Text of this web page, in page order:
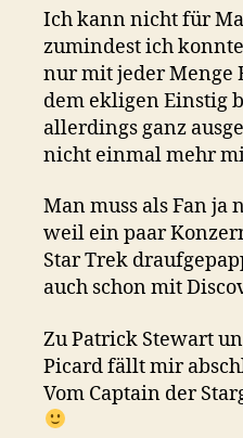
Ich kann nicht für
zumindest ich
nur mit jeder Menge
dem ekligen Einstig
allerdings ganz
nicht einmal mehr
Man muss als Fan ja
weil ein paar
Star Trek
auch schon mit
Zu Patrick Stewart
Picard fällt mir
Vom Captain der